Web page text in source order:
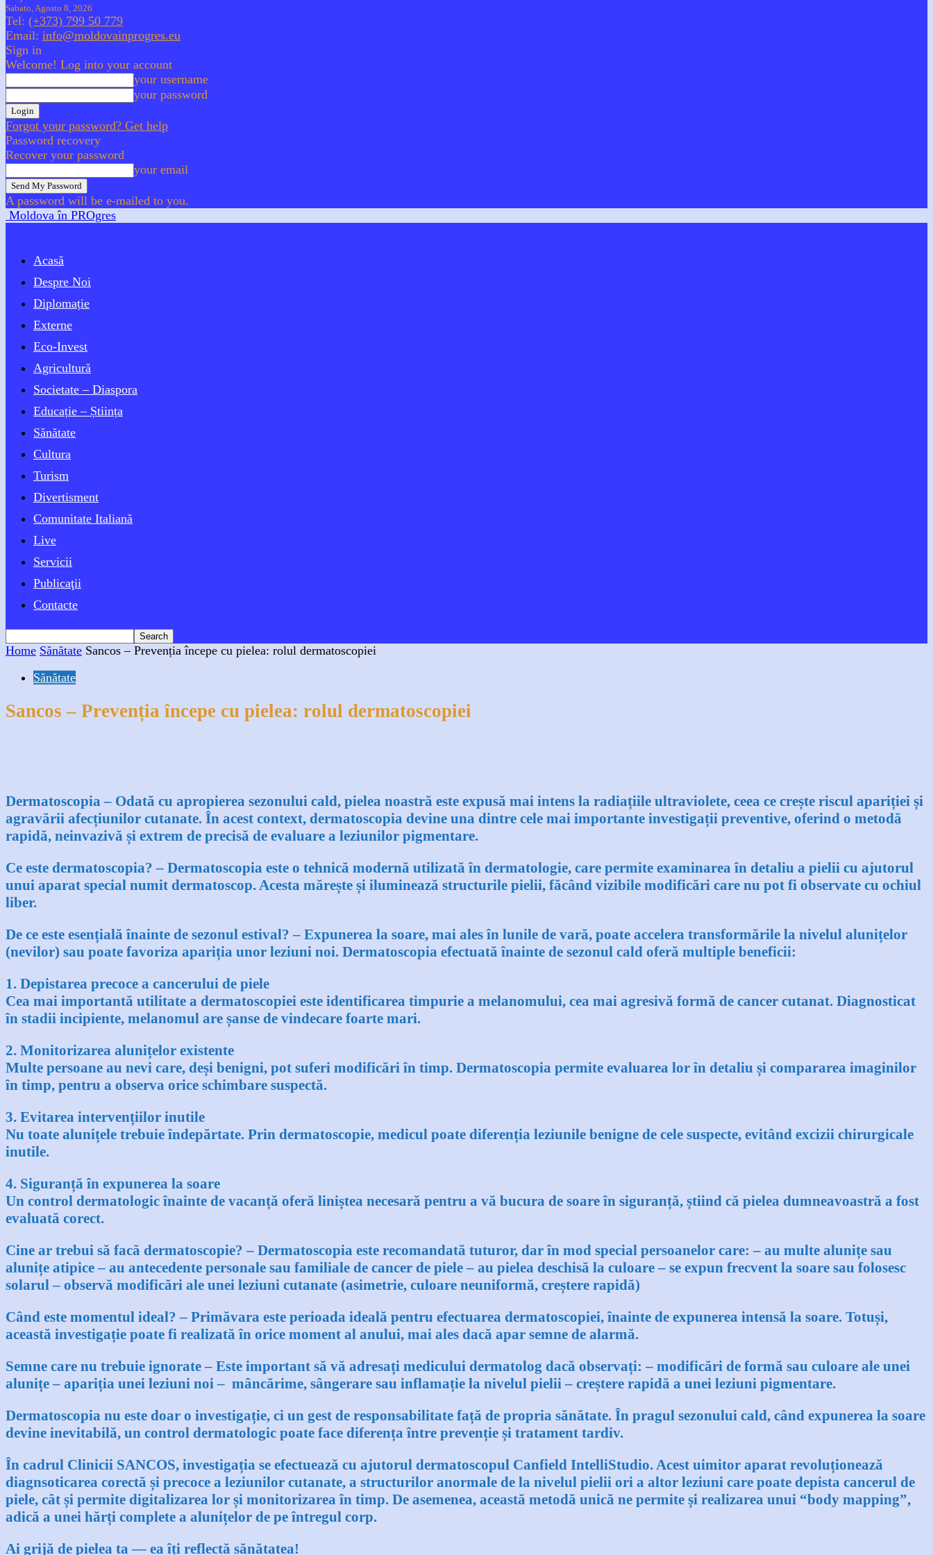
Sabato, Agosto 8, 2026
Tel: (+373) 799 50 779
Email: info@moldovainprogres.eu
Sign in
Welcome! Log into your account
your username
your password
Forgot your password? Get help
Password recovery
Recover your password
your email
A password will be e-mailed to you.
Moldova în PROgres
Acasă
Despre Noi
Diplomație
Externe
Eco-Invest
Agricultură
Societate – Diaspora
Educație – Știința
Sănătate
Cultura
Turism
Divertisment
Comunitate Italiană
Live
Servicii
Publicaţii
Contacte
Home Sănătate Sancos – Prevenția începe cu pielea: rolul dermatoscopiei
Sănătate
Sancos – Prevenția începe cu pielea: rolul dermatoscopiei
Dermatoscopia – Odată cu apropierea sezonului cald, pielea noastră este expusă mai intens la radiațiile ultraviolete, ceea ce crește riscul apariției și
agravării afecțiunilor cutanate. În acest context, dermatoscopia devine una dintre cele mai importante investigații preventive, oferind o metodă
rapidă, neinvazivă și extrem de precisă de evaluare a leziunilor pigmentare.
Ce este dermatoscopia? – Dermatoscopia este o tehnică modernă utilizată în dermatologie, care permite examinarea în detaliu a pielii cu ajutorul
unui aparat special numit dermatoscop. Acesta mărește și iluminează structurile pielii, făcând vizibile modificări care nu pot fi observate cu ochiul
liber.
De ce este esențială înainte de sezonul estival? – Expunerea la soare, mai ales în lunile de vară, poate accelera transformările la nivelul alunițelor
(nevilor) sau poate favoriza apariția unor leziuni noi. Dermatoscopia efectuată înainte de sezonul cald oferă multiple beneficii:
1. Depistarea precoce a cancerului de piele
Cea mai importantă utilitate a dermatoscopiei este identificarea timpurie a melanomului, cea mai agresivă formă de cancer cutanat. Diagnosticat
în stadii incipiente, melanomul are șanse de vindecare foarte mari.
2. Monitorizarea alunițelor existente
Multe persoane au nevi care, deși benigni, pot suferi modificări în timp. Dermatoscopia permite evaluarea lor în detaliu și compararea imaginilor
în timp, pentru a observa orice schimbare suspectă.
3. Evitarea intervențiilor inutile
Nu toate alunițele trebuie îndepărtate. Prin dermatoscopie, medicul poate diferenția leziunile benigne de cele suspecte, evitând excizii chirurgicale
inutile.
4. Siguranță în expunerea la soare
Un control dermatologic înainte de vacanță oferă liniștea necesară pentru a vă bucura de soare în siguranță, știind că pielea dumneavoastră a fost
evaluată corect.
Cine ar trebui să facă dermatoscopie? – Dermatoscopia este recomandată tuturor, dar în mod special persoanelor care: – au multe alunițe sau
alunițe atipice– au antecedente personale sau familiale de cancer de piele– au pielea deschisă la culoare– se expun frecvent la soare sau folosesc
solarul– observă modificări ale unei leziuni cutanate (asimetrie, culoare neuniformă, creștere rapidă)
Când este momentul ideal? – Primăvara este perioada ideală pentru efectuarea dermatoscopiei, înainte de expunerea intensă la soare. Totuși,
această investigație poate fi realizată în orice moment al anului, mai ales dacă apar semne de alarmă.
Semne care nu trebuie ignorate – Este important să vă adresați medicului dermatolog dacă observați: – modificări de formă sau culoare ale unei
alunițe– apariția unei leziuni noi – mâncărime, sângerare sau inflamație la nivelul pielii– creștere rapidă a unei leziuni pigmentare.
Dermatoscopia nu este doar o investigație, ci un gest de responsabilitate față de propria sănătate. În pragul sezonului cald, când expunerea la soare
devine inevitabilă, un control dermatologic poate face diferența între prevenție și tratament tardiv.
În cadrul Clinicii SANCOS, investigația se efectuează cu ajutorul dermatoscopul Canfield IntelliStudio. Acest uimitor aparat revoluționează
diagnsoticarea corectă și precoce a leziunilor cutanate, a structurilor anormale de la nivelul pielii ori a altor leziuni care poate depista cancerul de
piele, cât și permite digitalizarea lor și monitorizarea în timp. De asemenea, această metodă unică ne permite și realizarea unui “body mapping”,
adică a unei hărți complete a alunițelor de pe întregul corp.
Ai grijă de pielea ta — ea îți reflectă sănătatea!